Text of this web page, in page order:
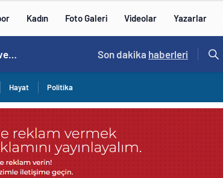
Kadın Foto Galeri Videolar Yazarlar
14:57 /
Son dakika haberleri
Hayat Politika